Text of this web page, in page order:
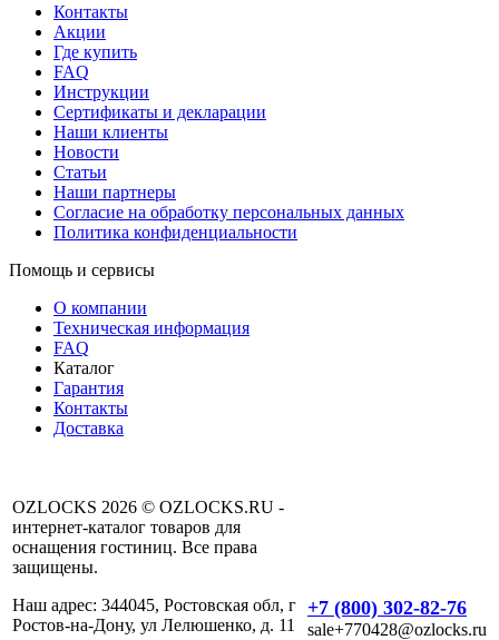
Контакты
Акции
Где купить
FAQ
Инструкции
Сертификаты и декларации
Наши клиенты
Новости
Статьи
Наши партнеры
Согласие на обработку персональных данных
Политика конфиденциальности
Помощь и сервисы
О компании
Техническая информация
FAQ
Каталог
Гарантия
Контакты
Доставка
OZLOCKS 2026 © OZLOCKS.RU -
интернет-каталог товаров для
оснащения гостиниц. Все права
защищены.
Наш адрес: 344045, Ростовская обл, г
Ростов-на-Дону, ул Лелюшенко, д. 11
+7 (800) 302-82-76
sale+770428@ozlocks.ru